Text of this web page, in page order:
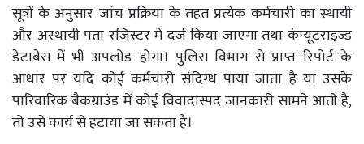
सूत्रों के अनुसार जांच प्रक्रिया के तहत प्रत्येक कर्मचारी का स्थायी
और अस्थायी पता रजिस्टर में दर्ज किया जाएगा तथा कंप्यूटराइज्ड
डेटाबेस में भी अपलोड होगा। पुलिस विभाग से प्राप्त रिपोर्ट के
आधार पर यदि कोई कर्मचारी संदिग्ध पाया जाता है या उसके
पारिवारिक बैकग्राउंड में कोई विवादास्पद जानकारी सामने आती है,
तो उसे कार्य से हटाया जा सकता है।